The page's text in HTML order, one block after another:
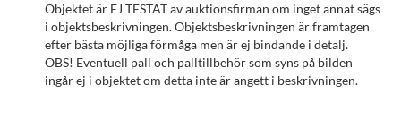
Objektet är EJ TESTAT av auktionsfirman om inget annat sägs
i objektsbeskrivningen. Objektsbeskrivningen är framtagen
efter bästa möjliga förmåga men är ej bindande i detalj.
OBS! Eventuell pall och palltillbehör som syns på bilden
ingår ej i objektet om detta inte är angett i beskrivningen.